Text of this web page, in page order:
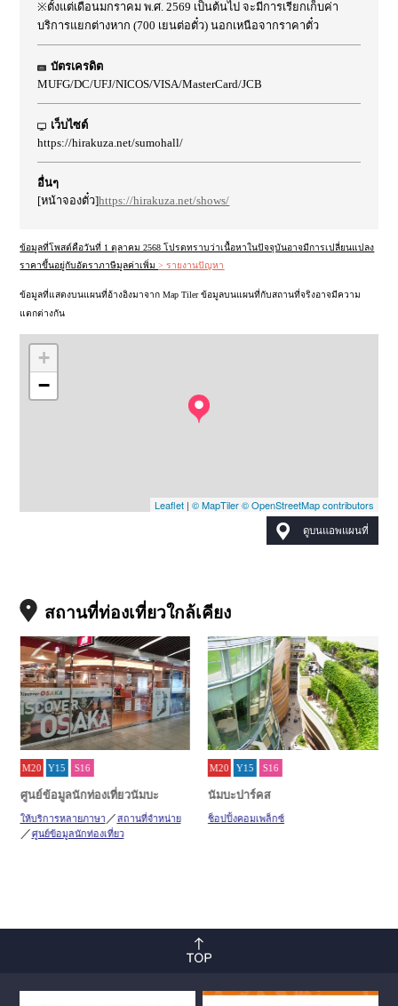
※ตั้งแต่เดือนมกราคม พ.ศ. 2569 เป็นต้นไป จะมีการเรียกเก็บค่า
บริการแยกต่างหาก (700 เยนต่อตั๋ว) นอกเหนือจากราคาตั๋ว
บัตรเครดิต
MUFG/DC/UFJ/NICOS/VISA/MasterCard/JCB
เว็บไซต์
https://hirakuza.net/sumohall/
อื่นๆ
[หน้าจองตั๋ว]https://hirakuza.net/shows/
ข้อมูลที่โพสต์คือวันที่ 1 ตุลาคม 2568 โปรดทราบว่าเนื้อหาในปัจจุบันอาจมีการเปลี่ยนแปลง
ราคาขึ้นอยู่กับอัตราภาษีมูลค่าเพิ่ม> รายงานปัญหา
ข้อมูลที่แสดงบนแผนที่อ้างอิงมาจาก Map Tiler ข้อมูลบนแผนที่กับสถานที่จริงอาจมีความ
แตกต่างกัน
+
−
Leaflet| © MapTiler © OpenStreetMap contributors
ดูบนแอพแผนที่
สถานที่ท่องเที่ยวใกล้เคียง
M20 Y15 S16
ศูนย์ข้อมูลนักท่องเที่ยวนัมบะ
ให้บริการหลายภาษา
สถานที่จำหน่าย
ศูนย์ข้อมูลนักท่องเที่ยว
M20 Y15 S16
นัมบะปาร์คส
ช็อปปิ้งคอมเพล็กซ์